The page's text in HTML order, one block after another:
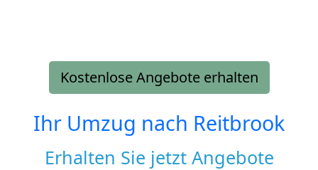
Kostenlose Angebote erhalten
Ihr Umzug nach Reitbrook
Erhalten Sie jetzt Angebote